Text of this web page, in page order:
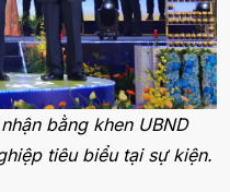
bằng khen UBND
tiêu biểu tại sự kiện.